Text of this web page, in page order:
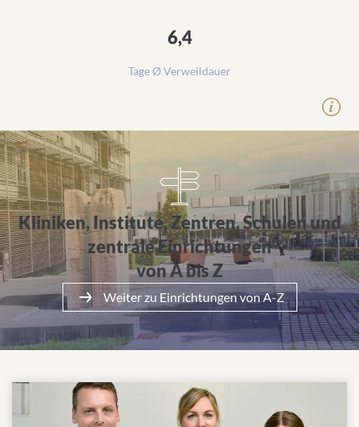
6,4
Tage Ø Verweildauer
Alle Einrichtungen von A bis Z
Kliniken, Institute, Zentren, Schulen und
zentrale Einrichtungen
von A bis Z
Weiter zu Einrichtungen von A-Z
Mehr über das Klinikum